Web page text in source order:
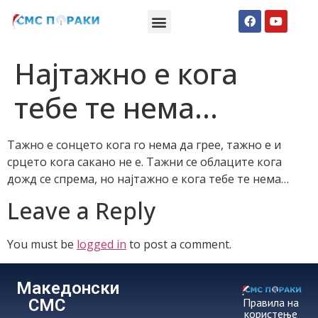
Најтажно е кога
тебе те нема…
Тажно е сонцето кога го нема да грее, тажно е и
срцето кога сакано не е. Тажни се облаците кога
дожд се спрема, но најтажно е кога тебе те нема…
Leave a Reply
You must be logged in to post a comment.
Македонски
СМС
Правила на
користење